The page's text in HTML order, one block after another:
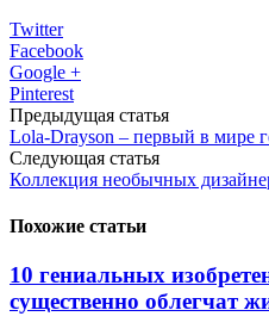
Twitter
Facebook
Google +
Pinterest
Предыдущая статья
Lola-Drayson – первый в мире
Следующая статья
Коллекция необычных
Похожие статьи
10 гениальных
существенно облегчат